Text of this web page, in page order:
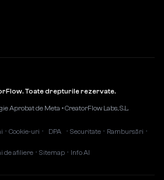
Toate drepturile rezervate.
Aprobat de Meta • CreatorFlow Labs, S.L.
• Cookie-uri • DPA • Securitate • Rambursări •
de afiliere • Sitemap • Info AI